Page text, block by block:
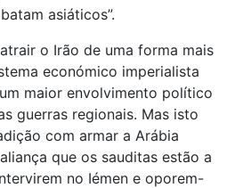
asiáticos”.
o Irão de uma forma mais
económico imperialista
maior envolvimento político
guerras regionais. Mas isto
com armar a Arábia
que os sauditas estão a
no Iémen e oporem-